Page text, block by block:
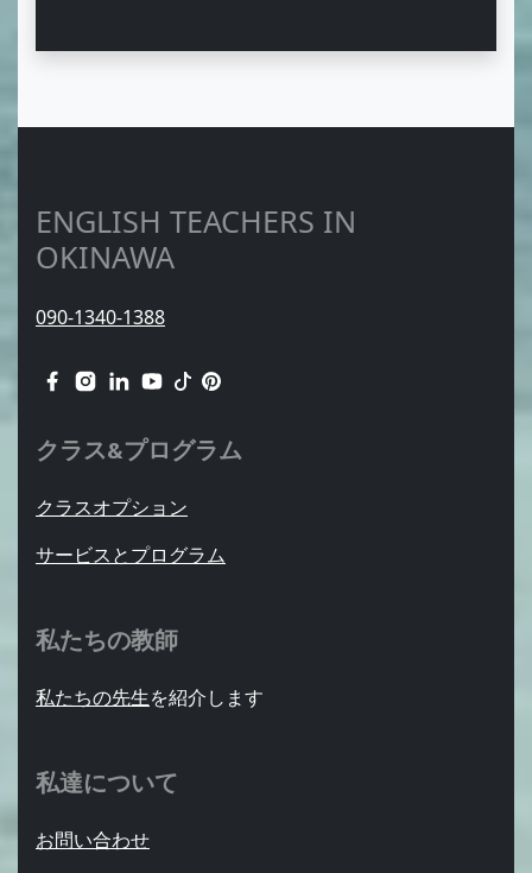
ENGLISH TEACHERS IN
OKINAWA
090-1340-1388
クラス&プログラム
クラスオプション
サービスとプログラム
私たちの教師
私たちの先生を紹介します
私達について
お問い合わせ